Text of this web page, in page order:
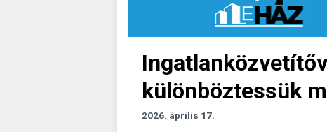
különböztessük
2026. április 17.